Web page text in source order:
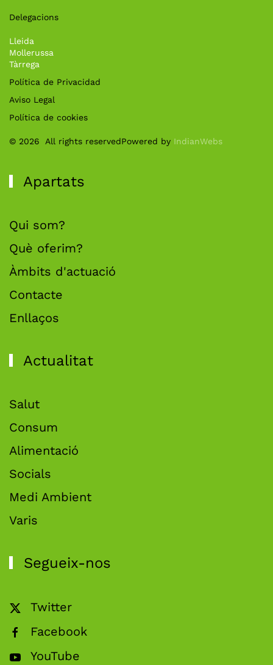
Delegacions
Lleida
Mollerussa
Tàrrega
Política de Privacidad
Aviso Legal
Política de cookies
© 2026 All rights reservedPowered by IndianWebs
Apartats
Qui som?
Què oferim?
Àmbits d'actuació
Contacte
Enllaços
Actualitat
Salut
Consum
Alimentació
Socials
Medi Ambient
Varis
Segueix-nos
Twitter
Facebook
YouTube